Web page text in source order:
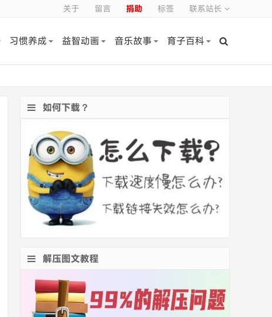
关于 留言 捐助 标签 联系站长
习惯养成 益智动画 音乐故事 育子百科
如何下载？
解压图文教程